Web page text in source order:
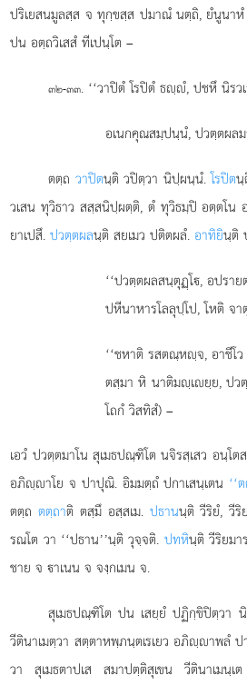
ปริเยสนมูลสฺส จ ทุกฺขสฺส ปมาณํ นตฺถิ, ยํนูนาหํ
ปน อตฺถวิเสสํ ทีเปนฺโต –
๓๒-๓๓. ‘‘วาปิตํ โรปิตํ ธฺํ, ปชหึ นิรว
อเนกคุณสมฺปนฺนํ, ปวตฺตผล
ตตฺถ วาปิตนฺติ วปิตฺวา นิปฺผนฺนํ.โรปิต
วเสน ทุวิธาว สสฺสนิปฺผตฺติ, ตํ ทุวิธมฺปิ อตฺตโน
ยาเปสึ.ปวตฺตผลนฺติ สยเมว ปติตผลํ.อาทิยินฺติ
‘‘ปวตฺตผลสนฺตุฏฺโ, อปราย
ปหีนาหารโลลุปฺโป, โหติ จ
‘‘ชหาติ รสตณฺหฺจ, อาชีโ
ตสฺมา หิ นาติมฺเยฺย, ปว
โถกํ วิสทิสํ) –
เอวํ ปวตฺตมาโน สุเมธปณฺฑิโต นจิรสฺเสว อนฺโ
อภิฺาโย จ ปาปุณิ. อิมมตฺถํ ปกาเสนฺเตน
ตตฺถตตฺถาติ ตสฺมึ อสฺสเม. ปธานนฺติ วีริยํ, วี
รณโต วา ‘‘ปธาน’’นฺติ วุจฺจติ. ปทหินฺติ วีริยม
ชาย จ าเนน จ จงฺกเมน จ.
สุเมธปณฺฑิโต ปน เสยฺยํ ปฏิกฺขิปิตฺวา นิ
วีตินาเมตฺวา สตฺตาหพฺภนฺตเรเยว อภิฺาพ
วา สุเมธตาปเส สมาปตฺติสุเขน วีตินาเมนฺ